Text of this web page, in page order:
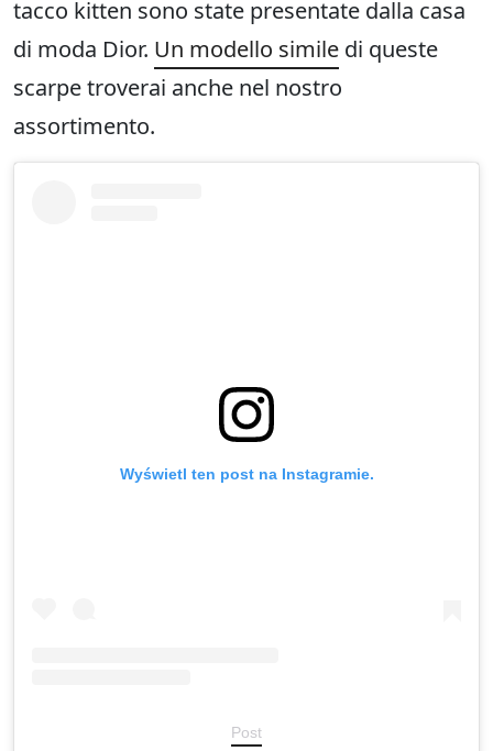
tacco kitten sono state presentate dalla casa
di moda Dior. Un modello simile di queste
scarpe troverai anche nel nostro
assortimento.
Wyświetl ten post na Instagramie.
Post